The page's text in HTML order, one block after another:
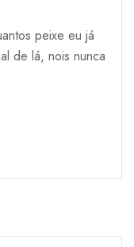
peixe eu já
de lá, nois nunca